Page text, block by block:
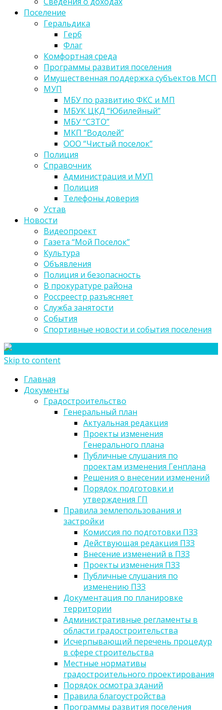
Поселение
Геральдика
Герб
Флаг
Комфортная среда
Программы развития поселения
Имущественная поддержка субъектов МСП
МУП
МБУ по развитию ФКС и МП
МБУК ЦКД “Юбилейный”
МБУ “СЗТО”
МКП “Водолей”
ООО “Чистый поселок”
Полиция
Справочник
Администрация и МУП
Полиция
Телефоны доверия
Устав
Новости
Видеопроект
Газета “Мой Поселок”
Культура
Объявления
Полиция и безопасность
В прокуратуре района
Россреестр разъясняет
Служба занятости
События
Спортивные новости и события поселения
Skip to content
Главная
Документы
Градостроительство
Генеральный план
Актуальная редакция
Проекты изменения
Генерального плана
Публичные слушания по
проектам изменения Генплана
Решения о внесении изменений
Порядок подготовки и
утверждения ГП
Правила землепользования и
застройки
Комиссия по подготовки ПЗЗ
Действующая редакция ПЗЗ
Внесение изменений в ПЗЗ
Проекты изменения ПЗЗ
Публичные слушания по
изменению ПЗЗ
Документация по планировке
территории
Административные регламенты в
области градостроительства
Исчерпывающий перечень процедур
в сфере строительства
Местные нормативы
градостроительного проектирования
Порядок осмотра зданий
Правила благоустройства
Программы развития поселения